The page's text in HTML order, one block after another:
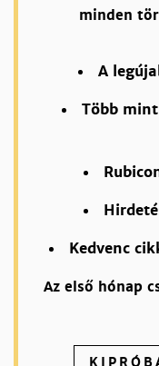
minden
A
Több
Kedvenc
Az első hónap